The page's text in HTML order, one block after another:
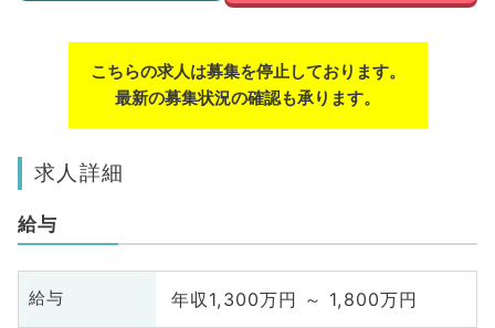
こちらの求人は募集を停止しております。
最新の募集状況の確認も承ります。
求人詳細
給与
給与 年収1,300万円 ～ 1,800万円